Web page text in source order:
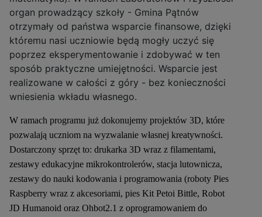
organ prowadzący szkoły - Gmina Pątnów
otrzymały od państwa wsparcie finansowe, dzięki
któremu nasi uczniowie będą mogły uczyć się
poprzez eksperymentowanie i zdobywać w ten
sposób praktyczne umiejętności. Wsparcie jest
realizowane w całości z góry - bez konieczności
wniesienia wkładu własnego.
W ramach programu już dokonujemy projektów 3D, które
pozwalają uczniom na wyzwalanie własnej kreatywności.
Dostarczony sprzęt to: drukarka 3D wraz z filamentami,
zestawy edukacyjne mikrokontrolerów, stacja lutownicza,
zestawy do nauki kodowania i programowania (roboty Pies
Raspberry wraz z akcesoriami, pies Kit Petoi Bittle, Robot
JD Humanoid oraz Ohbot2.1 z oprogramowaniem do